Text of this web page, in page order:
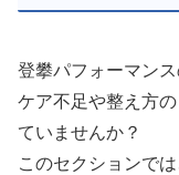
登攀パフォーマン
ケア不足や整え方
ていませんか？
このセクションで